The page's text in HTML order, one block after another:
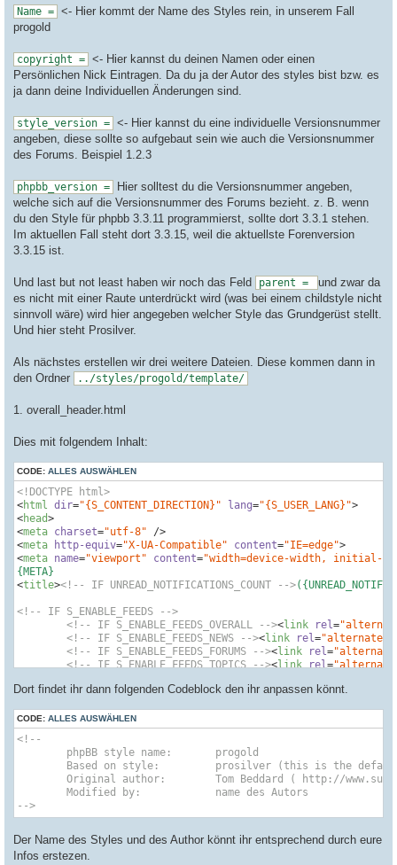
#
#
name = progold
copyright = © phpBB Limited, 2007
style_version = 3.3.15
# Defining a different template bitfield
# template_bitfield = //g=
# Set value to empty or to this style
's name if this style
parent = prosilver
Name = <- Hier kommt der Name des Styles rein, in unserem Fall
progold
copyright = <- Hier kannst du deinen Namen oder einen
Persönlichen Nick Eintragen. Da du ja der Autor des styles bist bzw. es
ja dann deine Individuellen Änderungen sind.
style_version = <- Hier kannst du eine individuelle Versionsnummer
angeben, diese sollte so aufgebaut sein wie auch die Versionsnummer
des Forums. Beispiel 1.2.3
phpbb_version =
Hier solltest du die Versionsnummer angeben,
welche sich auf die Versionsnummer des Forums bezieht. z. B. wenn
du den Style für phpbb 3.3.11 programmierst, sollte dort 3.3.1 stehen.
Im aktuellen Fall steht dort 3.3.15, weil die aktuellste Forenversion
3.3.15 ist.
Und last but not least haben wir noch das Feld parent =
und zwar da
es nicht mit einer Raute unterdrückt wird (was bei einem childstyle nicht
sinnvoll wäre) wird hier angegeben welcher Style das Grundgerüst stellt.
Und hier steht Prosilver.
Als nächstes erstellen wir drei weitere Dateien. Diese kommen dann in
den Ordner
../styles/progold/template/
1. overall_header.html
Dies mit folgendem Inhalt:
CODE: ALLES AUSWÄHLEN
<!DOCTYPE html>
<html dir="{S_CONTENT_DIRECTION}" lang="{S_USER_LANG}">
<head>
<meta charset="utf-8" />
<meta http-equiv="X-UA-Compatible" content="IE=edge">
<meta name="viewport" content="width=device-width, initial-
<title><!-- IF UNREAD_NOTIFICATIONS_COUNT -->
<!-- IF S_ENABLE_FEEDS -->
<!-- IF S_ENABLE_FEEDS_OVERALL --><link rel =
<!-- IF S_ENABLE_FEEDS_NEWS --><link rel ="alternate"
<!-- IF S_ENABLE_FEEDS_FORUMS --><link rel =
<!-- IF S_ENABLE_FEEDS_TOPICS --><link rel =
<!-- IF S_ENABLE_FEEDS_FORUM and S_FORUM_ID -->
<!-- EVENT overall_header_feeds -->
<!-- ENDIF -->
<!-- IF U_CANONICAL -->
<link rel = "canonical" href ="{U_CANONICAL}"
<!-- ENDIF -->
<!--
	Based on style:   	prosilver (this is the default phpBB3 style)
	Original author:  	Tom Beddard ( http://www.subBlue.com/ )
Dort findet ihr dann folgenden Codeblock den ihr anpassen könnt.
CODE: ALLES AUSWÄHLEN
<!--
-->
Der Name des Styles und des Author könnt ihr entsprechend durch eure
Infos erstezen.